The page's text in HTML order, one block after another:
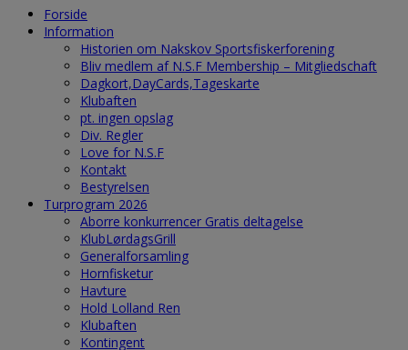
Forside
Information
Historien om Nakskov Sportsfiskerforening
Bliv medlem af N.S.F Membership – Mitgliedschaft
Dagkort,DayCards,Tageskarte
Klubaften
pt. ingen opslag
Div. Regler
Love for N.S.F
Kontakt
Bestyrelsen
Turprogram 2026
Aborre konkurrencer Gratis deltagelse
KlubLørdagsGrill
Generalforsamling
Hornfisketur
Havture
Hold Lolland Ren
Klubaften
Kontingent